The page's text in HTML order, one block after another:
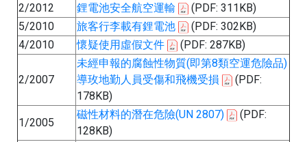
2/2012
鋰電池安全航空運輸
(PDF: 311KB)
5/2010
旅客行李載有鋰電池
(PDF: 302KB)
4/2010
懷疑使用虛假文件 (PDF: 287KB)
2/2007
未經申報的腐蝕性物質(即第8類空運危險品)
導玫地勤人員受傷和飛機受損
(PDF:
178KB)
1/2005
磁性材料的潛在危險(UN 2807)
(PDF:
128KB)